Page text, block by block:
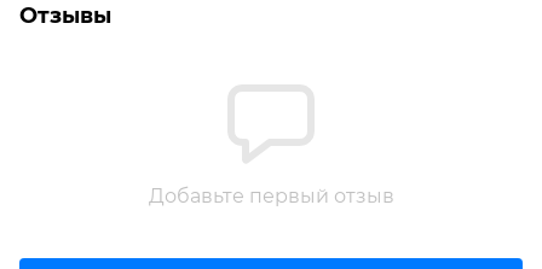
Отзывы
Добавьте первый отзыв